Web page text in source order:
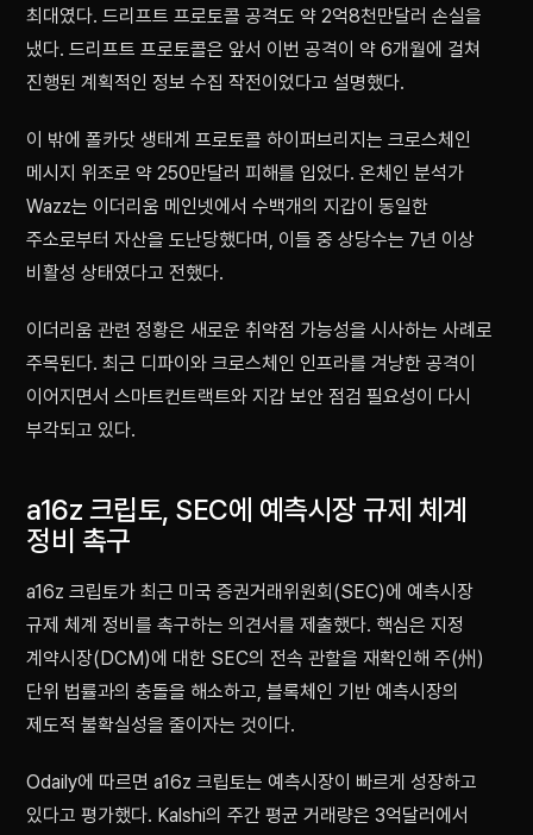
최대였다. 드리프트 프로토콜 공격도 약 2억8천만달러 손실을
냈다. 드리프트 프로토콜은 앞서 이번 공격이 약 6개월에 걸쳐
진행된 계획적인 정보 수집 작전이었다고 설명했다.
이 밖에 폴카닷 생태계 프로토콜 하이퍼브리지는 크로스체인
메시지 위조로 약 250만달러 피해를 입었다. 온체인 분석가
Wazz는 이더리움 메인넷에서 수백개의 지갑이 동일한
주소로부터 자산을 도난당했다며, 이들 중 상당수는 7년 이상
비활성 상태였다고 전했다.
이더리움 관련 정황은 새로운 취약점 가능성을 시사하는 사례로
주목된다. 최근 디파이와 크로스체인 인프라를 겨냥한 공격이
이어지면서 스마트컨트랙트와 지갑 보안 점검 필요성이 다시
부각되고 있다.
a16z 크립토, SEC에 예측시장 규제 체계
정비 촉구
a16z 크립토가 최근 미국 증권거래위원회(SEC)에 예측시장
규제 체계 정비를 촉구하는 의견서를 제출했다. 핵심은 지정
계약시장(DCM)에 대한 SEC의 전속 관할을 재확인해 주(州)
단위 법률과의 충돌을 해소하고, 블록체인 기반 예측시장의
제도적 불확실성을 줄이자는 것이다.
Odaily에 따르면 a16z 크립토는 예측시장이 빠르게 성장하고
있다고 평가했다. Kalshi의 주간 평균 거래량은 3억달러에서